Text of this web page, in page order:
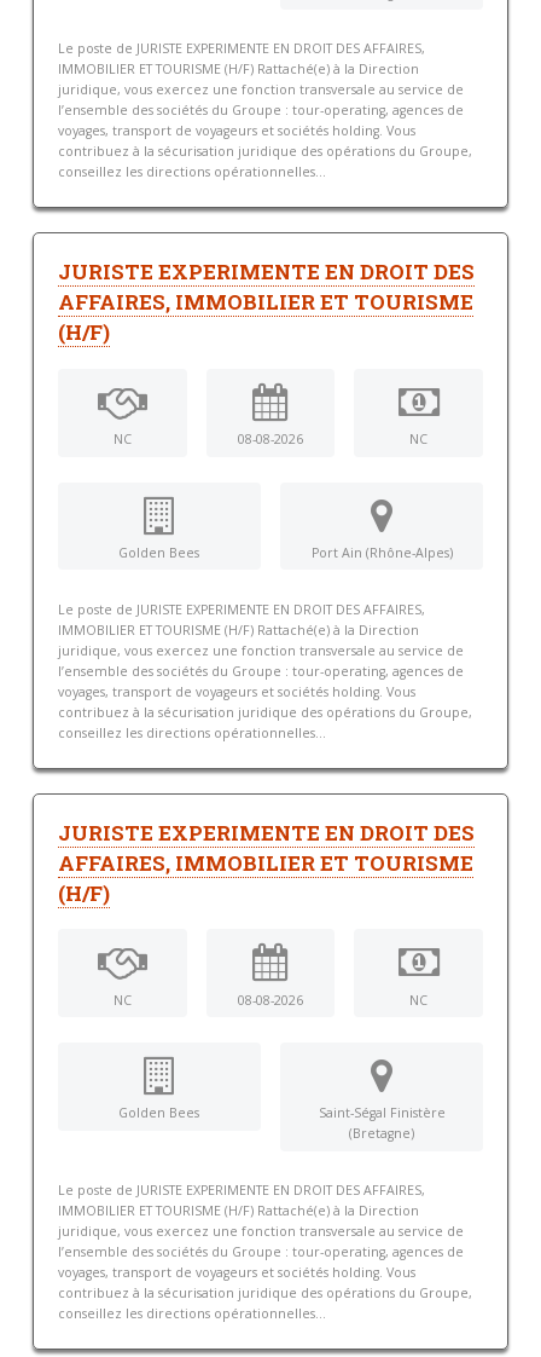
Le poste de JURISTE EXPERIMENTE EN DROIT DES AFFAIRES,
IMMOBILIER ET TOURISME (H/F) Rattaché(e) à la Direction
juridique, vous exercez une fonction transversale au service de
l’ensemble des sociétés du Groupe : tour-operating, agences de
voyages, transport de voyageurs et sociétés holding. Vous
contribuez à la sécurisation juridique des opérations du Groupe,
conseillez les directions opérationnelles...
JURISTE EXPERIMENTE EN DROIT DES
AFFAIRES, IMMOBILIER ET TOURISME
(H/F)
NC 08-08-2026 NC
Golden Bees Port Ain (Rhône-Alpes)
Le poste de JURISTE EXPERIMENTE EN DROIT DES AFFAIRES,
IMMOBILIER ET TOURISME (H/F) Rattaché(e) à la Direction
juridique, vous exercez une fonction transversale au service de
l’ensemble des sociétés du Groupe : tour-operating, agences de
voyages, transport de voyageurs et sociétés holding. Vous
contribuez à la sécurisation juridique des opérations du Groupe,
conseillez les directions opérationnelles...
JURISTE EXPERIMENTE EN DROIT DES
AFFAIRES, IMMOBILIER ET TOURISME
(H/F)
NC 08-08-2026 NC
Golden Bees
Saint-Ségal Finistère
(Bretagne)
Le poste de JURISTE EXPERIMENTE EN DROIT DES AFFAIRES,
IMMOBILIER ET TOURISME (H/F) Rattaché(e) à la Direction
juridique, vous exercez une fonction transversale au service de
l’ensemble des sociétés du Groupe : tour-operating, agences de
voyages, transport de voyageurs et sociétés holding. Vous
contribuez à la sécurisation juridique des opérations du Groupe,
conseillez les directions opérationnelles...